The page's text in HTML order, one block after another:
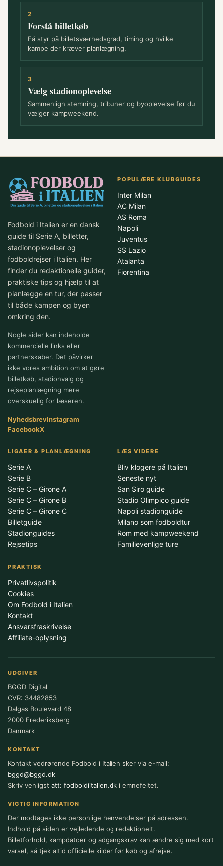
2
Forstå billetkøb
Få styr på billetsværhedsgrad, timing og hvilke
kampe der kræver planlægning.
3
Vælg stadionoplevelse
Sammenlign stemning, tribuner og byoplevelse før du
vælger kampweekend.
Fodbold i Italien er en dansk
guide til Serie A, billetter,
stadionoplevelser og
fodboldrejser i Italien. Her
finder du redaktionelle guider,
praktiske tips og hjælp til at
planlægge en tur, der passer
til både kampen og byen
omkring den.
Nogle sider kan indeholde
kommercielle links eller
partnerskaber. Det påvirker
ikke vores ambition om at gøre
billetkøb, stadionvalg og
rejseplanlægning mere
overskuelig for læseren.
NyhedsbrevInstagram
FacebookX
POPULÆRE KLUBGUIDES
Inter Milan
AC Milan
AS Roma
Napoli
Juventus
SS Lazio
Atalanta
Fiorentina
LIGAER & PLANLÆGNING
Serie A
Serie B
Serie C – Girone A
Serie C – Girone B
Serie C – Girone C
Billetguide
Stadionguides
Rejsetips
LÆS VIDERE
Bliv klogere på Italien
Seneste nyt
San Siro guide
Stadio Olimpico guide
Napoli stadionguide
Milano som fodboldtur
Rom med kampweekend
Familievenlige ture
PRAKTISK
Privatlivspolitik
Cookies
Om Fodbold i Italien
Kontakt
Ansvarsfraskrivelse
Affiliate-oplysning
UDGIVER
BGGD Digital
CVR: 34482853
Dalgas Boulevard 48
2000 Frederiksberg
Danmark
KONTAKT
Kontakt vedrørende Fodbold i Italien sker via e-mail:
bggd@bggd.dk
Skriv venligst att: fodboldiitalien.dk i emnefeltet.
VIGTIG INFORMATION
Der modtages ikke personlige henvendelser på adressen.
Indhold på siden er vejledende og redaktionelt.
Billetforhold, kampdatoer og adgangskrav kan ændre sig med kort
varsel, så tjek altid officielle kilder før køb og afrejse.